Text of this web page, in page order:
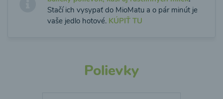
Stačí ich vysypať do MioMatu a o pár minút je
vaše jedlo hotové. KÚPIŤ TU
Polievky